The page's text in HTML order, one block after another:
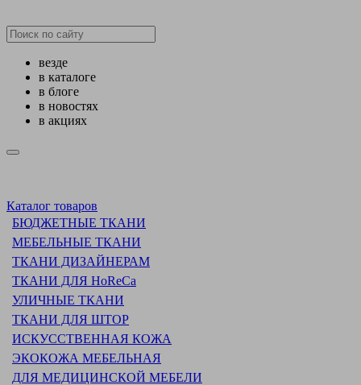
везде
в каталоге
в блоге
в новостях
в акциях
Каталог товаров
БЮДЖЕТНЫЕ ТКАНИ
МЕБЕЛЬНЫЕ ТКАНИ
ТКАНИ ДИЗАЙНЕРАМ
ТКАНИ ДЛЯ HoReCa
УЛИЧНЫЕ ТКАНИ
ТКАНИ ДЛЯ ШТОР
ИСКУССТВЕННАЯ КОЖА
ЭКОКОЖА МЕБЕЛЬНАЯ
ДЛЯ МЕДИЦИНСКОЙ МЕБЕЛИ